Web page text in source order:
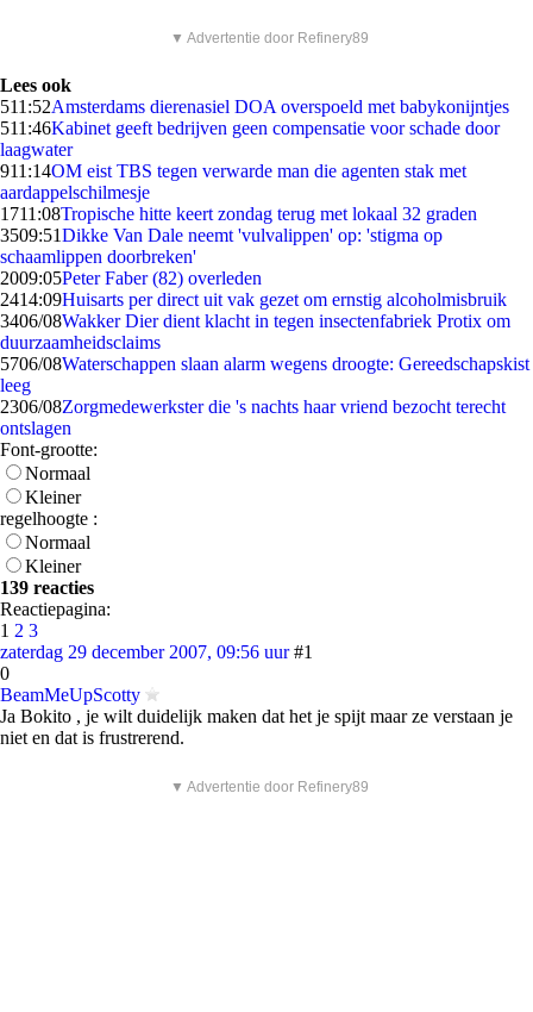
▼ Advertentie door Refinery89
Lees ook
511:52Amsterdams dierenasiel DOA overspoeld met babykonijntjes
511:46Kabinet geeft bedrijven geen compensatie voor schade door
laagwater
911:14OM eist TBS tegen verwarde man die agenten stak met
aardappelschilmesje
1711:08Tropische hitte keert zondag terug met lokaal 32 graden
3509:51Dikke Van Dale neemt 'vulvalippen' op: 'stigma op
schaamlippen doorbreken'
2009:05Peter Faber (82) overleden
2414:09Huisarts per direct uit vak gezet om ernstig alcoholmisbruik
3406/08Wakker Dier dient klacht in tegen insectenfabriek Protix om
duurzaamheidsclaims
5706/08Waterschappen slaan alarm wegens droogte: Gereedschapskist
leeg
2306/08Zorgmedewerkster die 's nachts haar vriend bezocht terecht
ontslagen
Font-grootte:
Normaal
Kleiner
regelhoogte :
Normaal
Kleiner
139 reacties
Reactiepagina:
1 2 3
zaterdag 29 december 2007, 09:56 uur #1
0
BeamMeUpScotty
Ja Bokito , je wilt duidelijk maken dat het je spijt maar ze verstaan je
niet en dat is frustrerend.
▼ Advertentie door Refinery89